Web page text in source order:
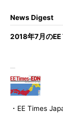
News Digest
2018年7月の
・EE Times